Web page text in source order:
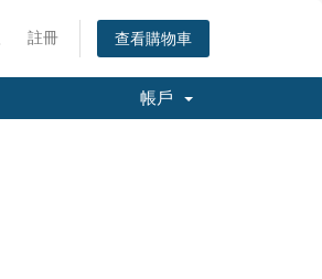
註冊 查看購物車
帳戶